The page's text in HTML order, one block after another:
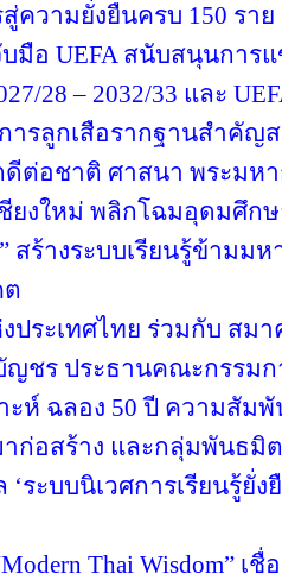
วามยั่งยืนครบ 150 ราย
บมือ UEFA สนับสนุนกา
28 – 2032/33 และ
การลูกเสือรากฐานสำคัญ
ต่อชาติ ศาสนา พระมห
ยงใหม่ พลิกโฉมอุดมศึก
สร้างระบบเรียนรู้ข้าม
ประเทศไทย ร่วมกับ สม
ชร ประธานคณะกรรมก
ห์ ฉลอง 50 ปี ความสัม
ก่อสร้าง และกลุ่มพันธมิ
‘ระบบนิเวศการเรียนรู้
Thai Wisdom”